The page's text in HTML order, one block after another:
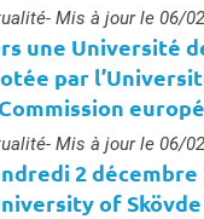
: - Mis à jour le 06/
une Université
par
: - Mis à jour le 06/
2 décembre
of Skövde